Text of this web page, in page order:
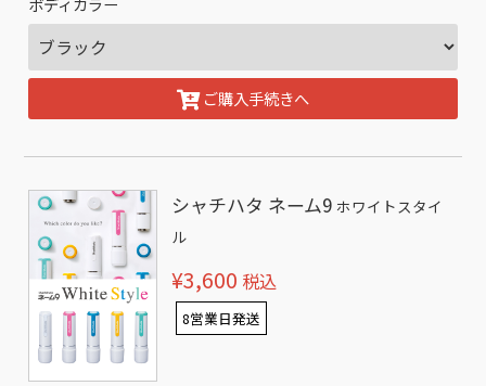
ご購入手続きへ
シャチハタ ネーム9 ホワイトスタイ
ル
¥3,600 税込
8営業日発送